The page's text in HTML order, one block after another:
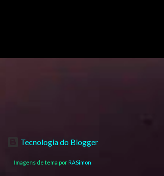
Tecnologia do Blogger
Imagens de tema porRASimon